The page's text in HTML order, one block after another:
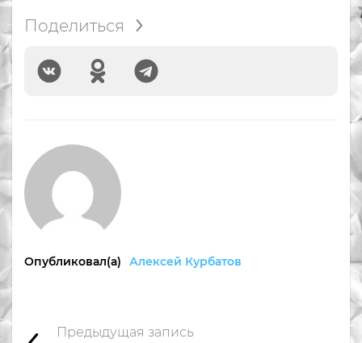
Поделиться
Опубликовал(а) Алексей Курбатов
Предыдущая запись